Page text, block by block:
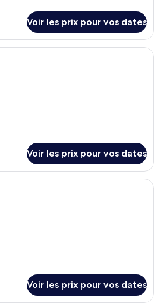
Voir les prix pour vos dates
Literie de qualité supérieure,
Voir les prix pour vos dates
Literie de qualité supérieure,
Voir les prix pour vos dates